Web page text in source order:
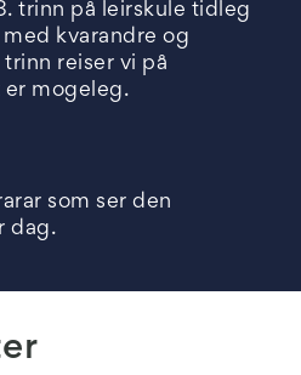
trinn på leirskule tidleg
kvarandre og
trinn reiser vi på
er mogeleg.
som ser den
dag.